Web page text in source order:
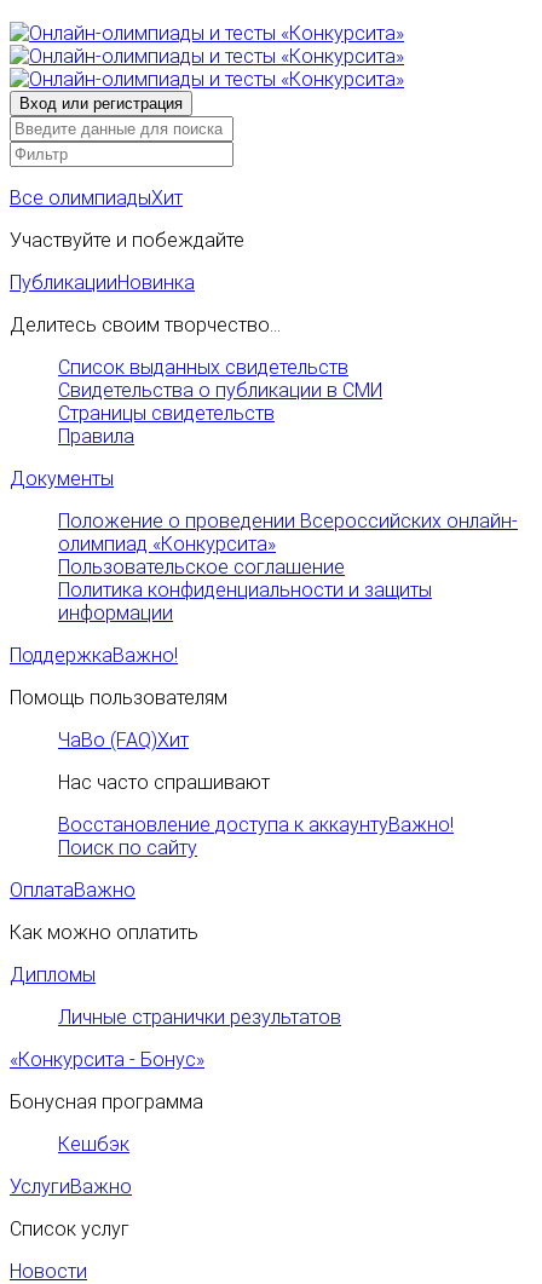
Все олимпиадыХит
Участвуйте и побеждайте
ПубликацииНовинка
Делитесь своим творчество...
Список выданных свидетельств
Свидетельства о публикации в СМИ
Страницы свидетельств
Правила
Документы
Положение о проведении Всероссийских онлайн-
олимпиад «Конкурсита»
Пользовательское соглашение
Политика конфиденциальности и защиты
информации
ПоддержкаВажно!
Помощь пользователям
ЧаВо (FAQ)Хит
Нас часто спрашивают
Восстановление доступа к аккаунтуВажно!
Поиск по сайту
ОплатаВажно
Как можно оплатить
Дипломы
Личные странички результатов
«Конкурсита - Бонус»
Бонусная программа
Кешбэк
УслугиВажно
Список услуг
Новости